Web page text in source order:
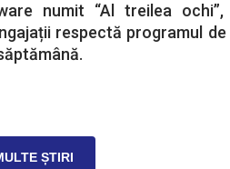
numit “Al treilea
respectă programul de
ȘTIRI